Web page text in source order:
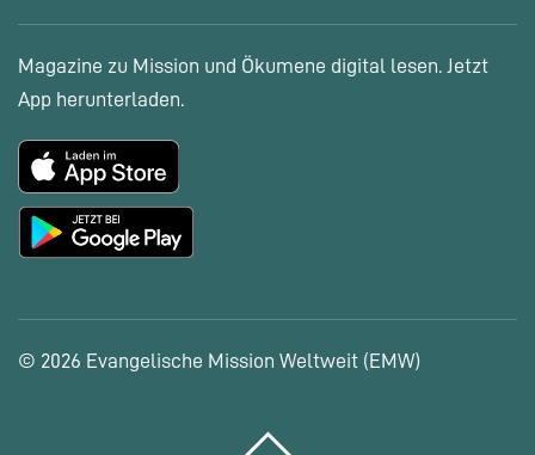
Magazine zu Mission und Ökumene digital lesen. Jetzt
App herunterladen.
© 2026 Evangelische Mission Weltweit (EMW)